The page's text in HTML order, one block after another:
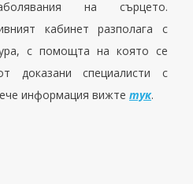
на сърцето.
кабинет разполага с
с помощта на която се
доказани специалисти с
информация вижте тук.